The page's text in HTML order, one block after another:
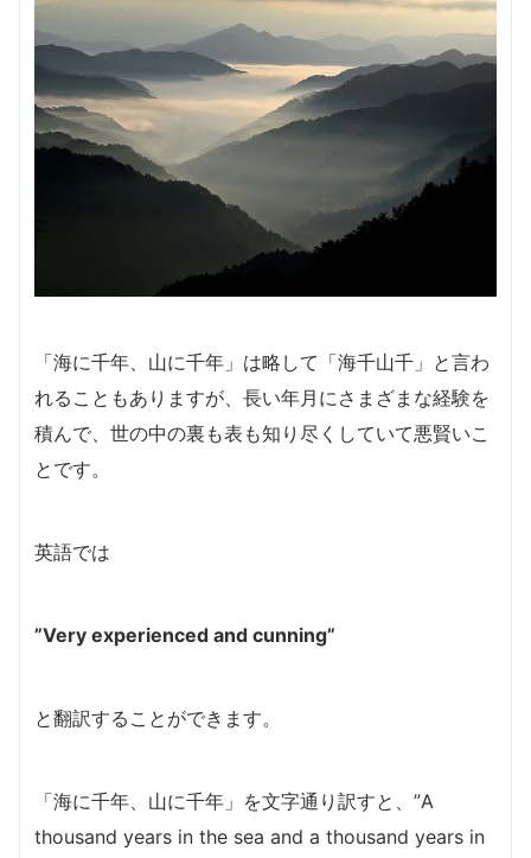
「海に千年、山に千年」は略して「海千山千」と言わ
れることもありますが、長い年月にさまざまな経験を
積んで、世の中の裏も表も知り尽くしていて悪賢いこ
とです。
英語では
”Very experienced and cunning”
と翻訳することができます。
「海に千年、山に千年」を文字通り訳すと、”A
thousand years in the sea and a thousand years in